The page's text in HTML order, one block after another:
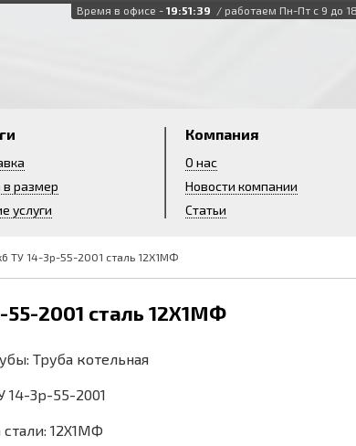
Время в офисе - 19:51:41 / работаем Пн-Пт с 9 до 18
в размер
услуги
Компания
О нас
Новости компании
Статьи
ТУ 14-3р-55-2001 сталь 12Х1МФ
55-2001 сталь 12Х1МФ
Труба котельная
14-3р-55-2001
12Х1МФ